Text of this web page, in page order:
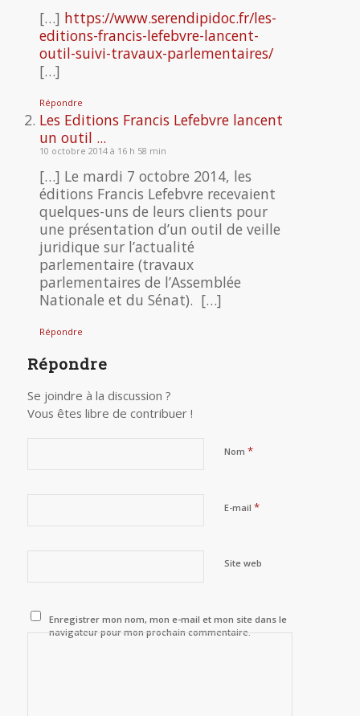
[…] https://www.serendipidoc.fr/les-
editions-francis-lefebvre-lancent-
outil-suivi-travaux-parlementaires/
[…]
Répondre
Les Editions Francis Lefebvre lancent
un outil ...
10 octobre 2014 à 16 h 58 min
[…] Le mardi 7 octobre 2014, les
éditions Francis Lefebvre recevaient
quelques-uns de leurs clients pour
une présentation d’un outil de veille
juridique sur l’actualité
parlementaire (travaux
parlementaires de l’Assemblée
Nationale et du Sénat). […]
Répondre
Répondre
Se joindre à la discussion ?
Vous êtes libre de contribuer !
Nom *
E-mail *
Site web
Enregistrer mon nom, mon e-mail et mon site dans le
navigateur pour mon prochain commentaire.